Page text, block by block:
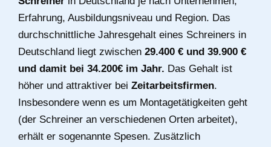
Erfahrung, Ausbildungsniveau und Region. Das
durchschnittliche Jahresgehalt eines Schreiners in
Deutschland liegt zwischen 29.400 € und 39.900 €
und damit bei 34.200€ im Jahr. Das Gehalt ist
höher und attraktiver bei Zeitarbeitsfirmen.
Insbesondere wenn es um Montagetätigkeiten geht
(der Schreiner an verschiedenen Orten arbeitet),
erhält er sogenannte Spesen. Zusätzlich